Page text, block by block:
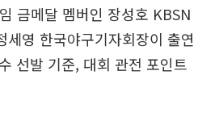
금메달 멤버인 장성호 KBSN
세영 한국야구기자회장이 출연
선발 기준, 대회 관전 포인트